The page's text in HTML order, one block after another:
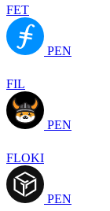
FET
PEN
FIL
PEN
FLOKI
PEN